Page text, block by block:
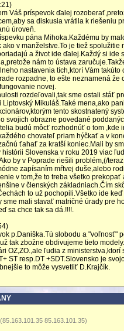
Váš príspevok ďalej
sa diskusia vrátila k riešeniu
úroveň.
pána Mihoka.Každému by
v manželstve.To je tiež
a život ide ďalej.Každý si
nám to ústava
nastavenia tích,ktorí Vám
rozpadne, to ešte neznamená
novej.
rozdeľovali,tak sme ostali stáť
Mikuláš.Také mena,ako
tento skostnatený
svojich obrazne povedané
budú môcť rozhodnúť o tom
chovateľ priam hýčkať a v
ťahať za kratší koniec.Mali by
Slovenska v roku 2019 viac
by v Poprade riešili problém,(/
zapísaním mŕtvej duše,alebo
v tom,že to treba všetko
v členských základniach.Čím
to už pochopili.Všetko ide
mali stavať matričné úrady pre
sa chce tak sa dá.!!!!.
p.Daniška.Tú slobodu a
tak zbožne obdivujeme tieto
OZ,ZO.,ale ľudia z
ST resp.DT +SDT.Slovensko je
to môže vysvetliť D.Krajčík.
(85.163.101.35 85.163.101.35)